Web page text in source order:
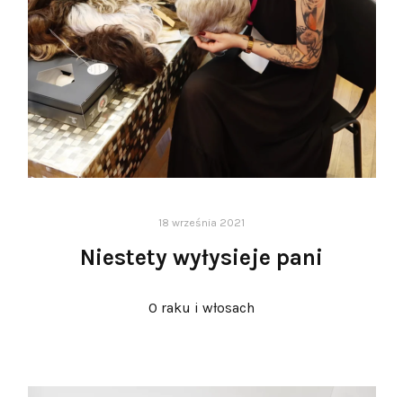
18 września 2021
Niestety wyłysieje pani
O raku i włosach